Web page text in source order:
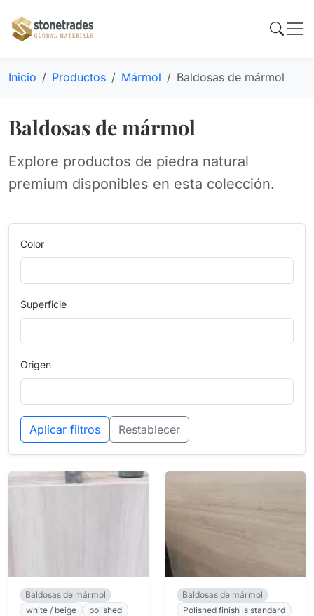
Inicio Productos Mármol Baldosas de mármol
Baldosas de mármol
Explore productos de piedra natural
premium disponibles en esta colección.
Color
Superficie
Origen
Aplicar filtros Restablecer
Baldosas de mármol
white / beige
polished
Baldosas de mármol
Polished finish is standard